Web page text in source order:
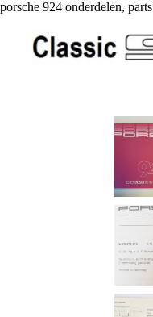
porsche 924 onderdelen, parts